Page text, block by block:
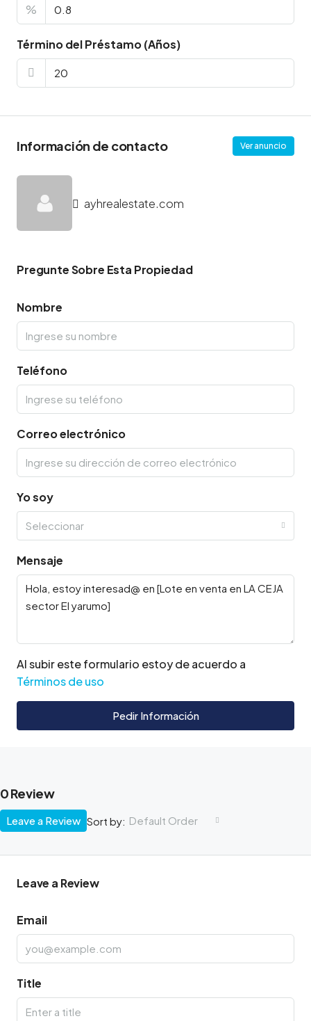
%
Término del Préstamo (Años)
Información de contacto Ver anuncio
ayhrealestate.com
Pregunte Sobre Esta Propiedad
Nombre
Teléfono
Correo electrónico
Yo soy
Seleccionar
Mensaje
Al subir este formulario estoy de acuerdo a
Términos de uso
Pedir Información
0 Review
Sort by: Default Order
Leave a Review
Leave a Review
Email
Title